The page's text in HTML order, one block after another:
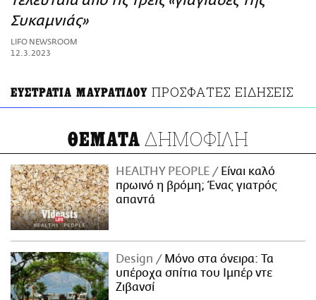
ΑΜΠΑ
PRINT
Συκαμνιάς»
LIFO NEWSROOM
12.3.2023
ΕΥΣΤΡΑΤΙΑ ΜΑΥΡΑΤΙΔΟΥ ΠΡΟΣΦΑΤΕΣ ΕΙΔΗΣΕΙΣ
ΘΕΜΑΤΑ ΔΗΜΟΦΙΛΗ
HEALTHY PEOPLE
Είναι καλό
πρωινό η βρόμη; Ένας γιατρός
απαντά
Design
Μόνο στα όνειρα: Τα
υπέροχα σπίτια του Ιμπέρ ντε
Ζιβανσί